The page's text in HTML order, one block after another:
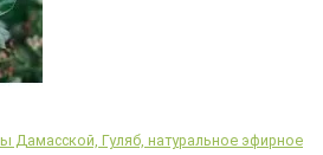
Дамасской, Гуляб, натуральное эфирное